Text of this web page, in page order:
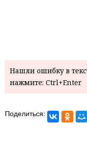
Нашли ошибку в
нажмите: Ctrl+Enter
Поделиться: